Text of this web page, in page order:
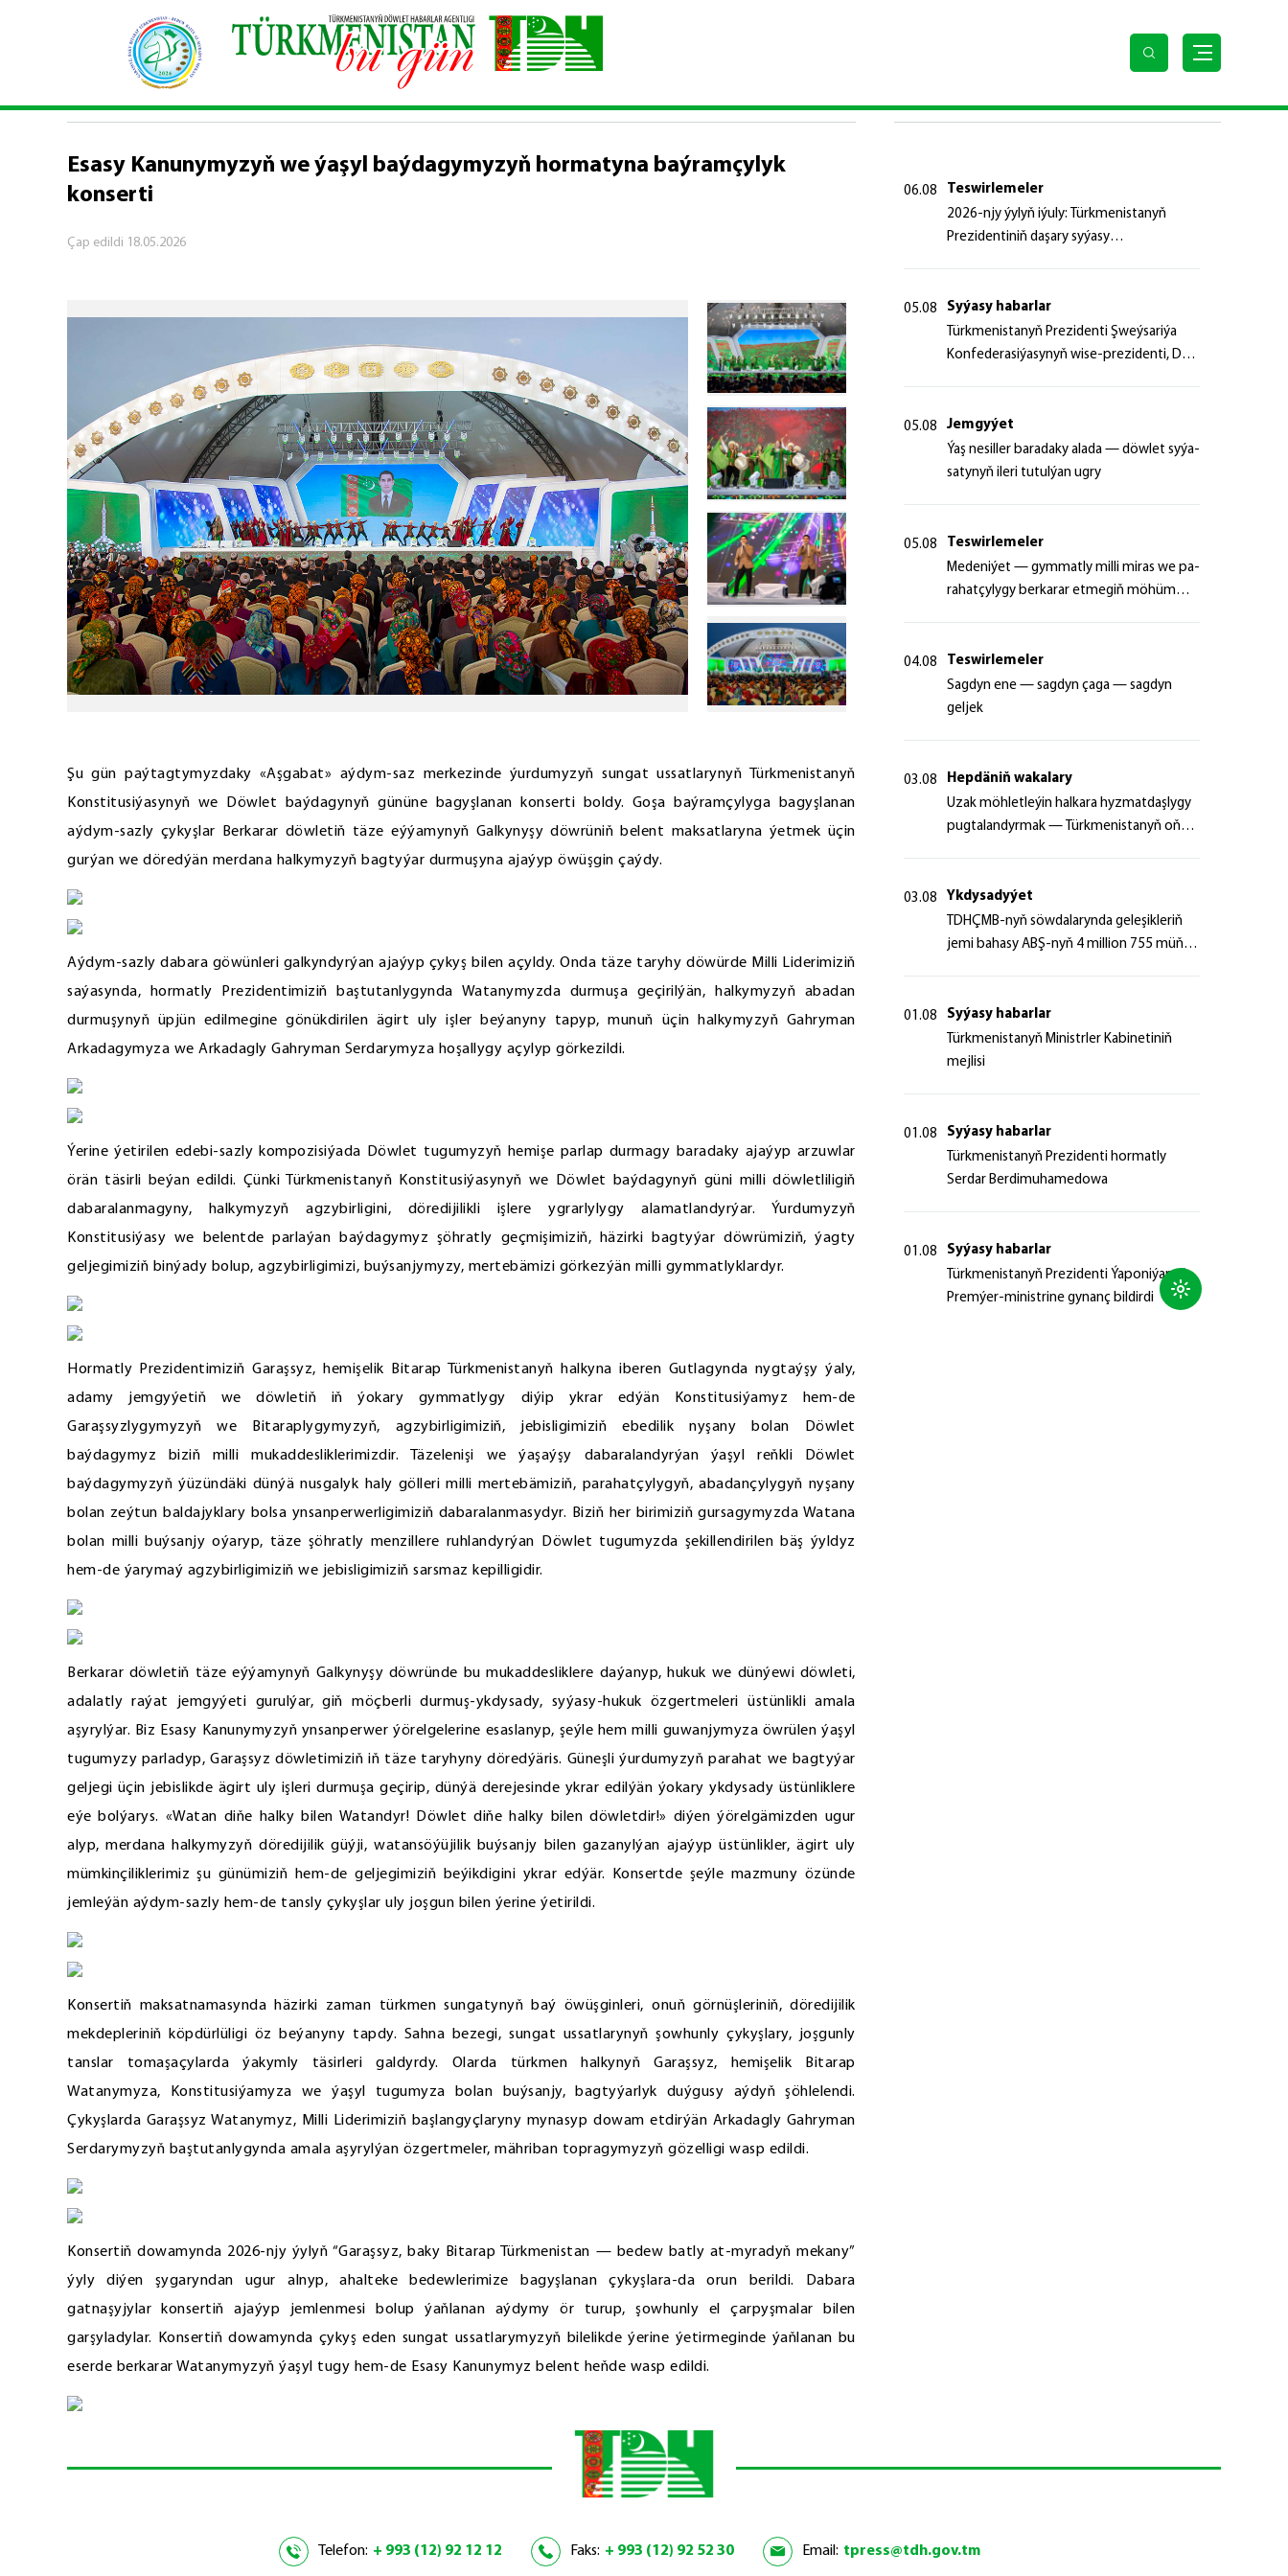
Baş sahypa \ Medeniýet \ Esasy Kanunymyzyň we ýaşyl baýdagymyzyň hormatyna baýramçylyk konserti
MEDENIÝET
Esasy Kanunymyzyň we ýaşyl baýdagymyzyň hormatyna baýramçylyk
konserti
Çap edildi 18.05.2026
Şu gün paýtagtymyzdaky «Aşgabat» aýdym-saz merkezinde ýurdumyzyň sungat ussatlarynyň Türkmenistanyň
Konstitusiýasynyň we Döwlet baýdagynyň gününe bagyşlanan konserti boldy. Goşa baýramçylyga bagyşlanan
aýdym-sazly çykyşlar Berkarar döwletiň täze eýýamynyň Galkynyşy döwrüniň belent maksatlaryna ýetmek üçin
gurýan we döredýän merdana halkymyzyň bagtyýar durmuşyna ajaýyp öwüşgin çaýdy.
Aýdym-sazly dabara göwünleri galkyndyrýan ajaýyp çykyş bilen açyldy. Onda täze taryhy döwürde Milli Liderimiziň
saýasynda, hormatly Prezidentimiziň baştutanlygynda Watanymyzda durmuşa geçirilýän, halkymyzyň abadan
durmuşynyň üpjün edilmegine gönükdirilen ägirt uly işler beýanyny tapyp, munuň üçin halkymyzyň Gahryman
Arkadagymyza we Arkadagly Gahryman Serdarymyza hoşallygy açylyp görkezildi.
Ýerine ýetirilen edebi-sazly kompozisiýada Döwlet tugumyzyň hemişe parlap durmagy baradaky ajaýyp arzuwlar
örän täsirli beýan edildi. Çünki Türkmenistanyň Konstitusiýasynyň we Döwlet baýdagynyň güni milli döwletliligiň
dabaralanmagyny, halkymyzyň agzybirligini, döredijilikli işlere ygrarlylygy alamatlandyrýar. Ýurdumyzyň
Konstitusiýasy we belentde parlaýan baýdagymyz şöhratly geçmişimiziň, häzirki bagtyýar döwrümiziň, ýagty
geljegimiziň binýady bolup, agzybirligimizi, buýsanjymyzy, mertebämizi görkezýän milli gymmatlyklardyr.
Hormatly Prezidentimiziň Garaşsyz, hemişelik Bitarap Türkmenistanyň halkyna iberen Gutlagynda nygtaýşy ýaly,
adamy jemgyýetiň we döwletiň iň ýokary gymmatlygy diýip ykrar edýän Konstitusiýamyz hem-de
Garaşsyzlygymyzyň we Bitaraplygymyzyň, agzybirligimiziň, jebisligimiziň ebedilik nyşany bolan Döwlet
baýdagymyz biziň milli mukaddesliklerimizdir. Täzelenişi we ýaşaýşy dabaralandyrýan ýaşyl reňkli Döwlet
baýdagymyzyň ýüzündäki dünýä nusgalyk haly gölleri milli mertebämiziň, parahatçylygyň, abadançylygyň nyşany
bolan zeýtun baldajyklary bolsa ynsanperwerligimiziň dabaralanmasydyr. Biziň her birimiziň gursagymyzda Watana
bolan milli buýsanjy oýaryp, täze şöhratly menzillere ruhlandyrýan Döwlet tugumyzda şekillendirilen bäş ýyldyz
hem-de ýarymaý agzybirligimiziň we jebisligimiziň sarsmaz kepilligidir.
Berkarar döwletiň täze eýýamynyň Galkynyşy döwründe bu mukaddesliklere daýanyp, hukuk we dünýewi döwleti,
adalatly raýat jemgyýeti gurulýar, giň möçberli durmuş-ykdysady, syýasy-hukuk özgertmeleri üstünlikli amala
aşyrylýar. Biz Esasy Kanunymyzyň ynsanperwer ýörelgelerine esaslanyp, şeýle hem milli guwanjymyza öwrülen ýaşyl
tugumyzy parladyp, Garaşsyz döwletimiziň iň täze taryhyny döredýäris. Güneşli ýurdumyzyň parahat we bagtyýar
geljegi üçin jebislikde ägirt uly işleri durmuşa geçirip, dünýä derejesinde ykrar edilýän ýokary ykdysady üstünliklere
eýe bolýarys. «Watan diňe halky bilen Watandyr! Döwlet diňe halky bilen döwletdir!» diýen ýörelgämizden ugur
alyp, merdana halkymyzyň döredijilik güýji, watansöýüjilik buýsanjy bilen gazanylýan ajaýyp üstünlikler, ägirt uly
mümkinçiliklerimiz şu günümiziň hem-de geljegimiziň beýikdigini ykrar edýär. Konsertde şeýle mazmuny özünde
jemleýän aýdym-sazly hem-de tansly çykyşlar uly joşgun bilen ýerine ýetirildi.
Konsertiň maksatnamasynda häzirki zaman türkmen sungatynyň baý öwüşginleri, onuň görnüşleriniň, döredijilik
mekdepleriniň köpdürlüligi öz beýanyny tapdy. Sahna bezegi, sungat ussatlarynyň şowhunly çykyşlary, joşgunly
tanslar tomaşaçylarda ýakymly täsirleri galdyrdy. Olarda türkmen halkynyň Garaşsyz, hemişelik Bitarap
Watanymyza, Konstitusiýamyza we ýaşyl tugumyza bolan buýsanjy, bagtyýarlyk duýgusy aýdyň şöhlelendi.
Çykyşlarda Garaşsyz Watanymyz, Milli Liderimiziň başlangyçlaryny mynasyp dowam etdirýän Arkadagly Gahryman
Serdarymyzyň baştutanlygynda amala aşyrylýan özgertmeler, mähriban topragymyzyň gözelligi wasp edildi.
Konsertiň dowamynda 2026-njy ýylyň “Garaşsyz, baky Bitarap Türkmenistan — bedew batly at-myradyň mekany”
ýyly diýen şygaryndan ugur alnyp, ahalteke bedewlerimize bagyşlanan çykyşlara-da orun berildi. Dabara
gatnaşyjylar konsertiň ajaýyp jemlenmesi bolup ýaňlanan aýdymy ör turup, şowhunly el çarpyşmalar bilen
garşyladylar. Konsertiň dowamynda çykyş eden sungat ussatlarymyzyň bilelikde ýerine ýetirmeginde ýaňlanan bu
eserde berkarar Watanymyzyň ýaşyl tugy hem-de Esasy Kanunymyz belent heňde wasp edildi.
06.08
Teswirlemeler
2026-njy ýylyň iýuly: Türkmenistanyň
Prezidentiniň daşary syýasy
05.08
Syýasy habarlar
Türk­me­nis­ta­nyň Prezidenti Şweý­sa­ri­ýa
Kon­fe­de­ra­si­ýa­sy­nyň wi­se-prezidenti, Da­
05.08
Jemgyýet
Ýaş ne­sil­ler ba­ra­da­ky ala­da — döw­let sy­ýa­
sa­ty­nyň ile­ri tu­tul­ýan ug­ry
05.08
Teswirlemeler
Me­de­ni­ýet — gym­mat­ly milli mi­ras we pa­
ra­hat­çy­ly­gy ber­ka­rar et­me­giň mö­hüm
04.08
Teswirlemeler
Sagdyn ene — sagdyn çaga — sagdyn
geljek
03.08
Hepdäniň wakalary
Uzak möhletleýin halkara hyzmatdaşlygy
pugtalandyrmak — Türkmenistanyň oňyn
03.08
Ykdysadyýet
TDHÇMB-nyň söwdalarynda geleşikleriň
jemi bahasy ABŞ-nyň 4 million 755 müň
01.08
Syýasy habarlar
Türkmenistanyň Ministrler Kabinetiniň
mejlisi
01.08
Syýasy habarlar
Türkmenistanyň Prezidenti hormatly
Serdar Berdimuhamedowa
01.08
Syýasy habarlar
Türkmenistanyň Prezidenti Ýaponiýanyň
Premýer-ministrine gynanç bildirdi
Telefon: + 993 (12) 92 12 12 Faks: + 993 (12) 92 52 30 Email: tpress@tdh.gov.tm